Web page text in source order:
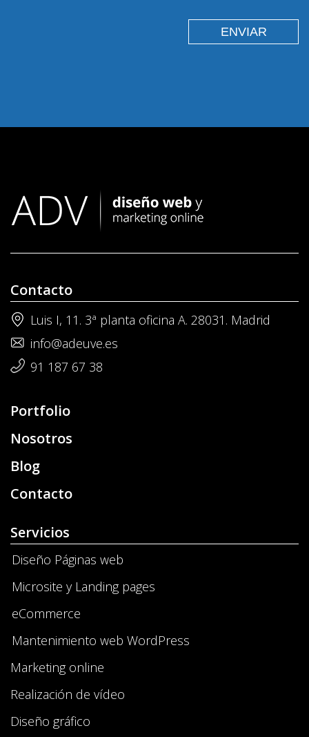
Contacto
Luis I, 11. 3ª planta oficina A. 28031. Madrid
info@adeuve.es
91 187 67 38
Portfolio
Nosotros
Blog
Contacto
Servicios
Diseño Páginas web
Microsite y Landing pages
eCommerce
Mantenimiento web WordPress
Marketing online
Realización de vídeo
Diseño gráfico